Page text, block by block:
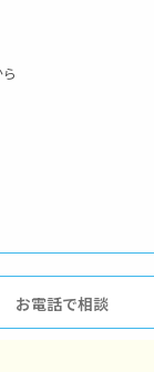
お電話で相談